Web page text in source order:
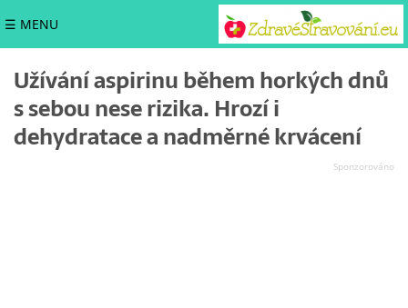
☰ MENU
Užívání aspirinu během horkých dnů
s sebou nese rizika. Hrozí i
dehydratace a nadměrné krvácení